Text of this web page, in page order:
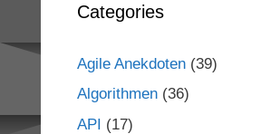
Categories
Agile Anekdoten(39)
Algorithmen(36)
API (17)